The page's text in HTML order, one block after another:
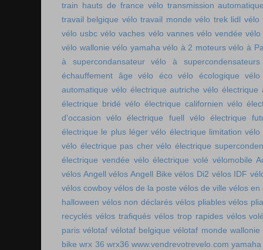
train hauts de france vélo transmission
travail belgique vélo travail monde vélo trek lidl vélo
vélo usbc vélo vaches vélo vannes vélo vendée vélo
vélo wallonie vélo yamaha vélo à 2 moteurs vélo à
à supercondansateur
vélo à supercondensateurs
échauffement âge
vélo éco vélo écologique
automatique vélo électrique autriche vélo électrique
électrique bridé vélo électrique californien vélo
d'occasion
vélo électrique fuell
vélo électrique
électrique le plus léger vélo électrique limitation vélo
vélo électrique pas cher vélo électrique
électrique vendée vélo électrique volé vélomobile
vélos Angell vélos Angell Bike vélos Di2 vélos IDF
vélos cowboy vélos de la poste vélos de ville vélos en
halloween vélos non déclarés vélos pliables vélos
recyclés vélos trafiqués vélos trop rapides vélos
paris vélotaf vélotaf belgique vélotaf monde wallonie
bike wrx 36 wrx36 www.vendrevotrevelo.com